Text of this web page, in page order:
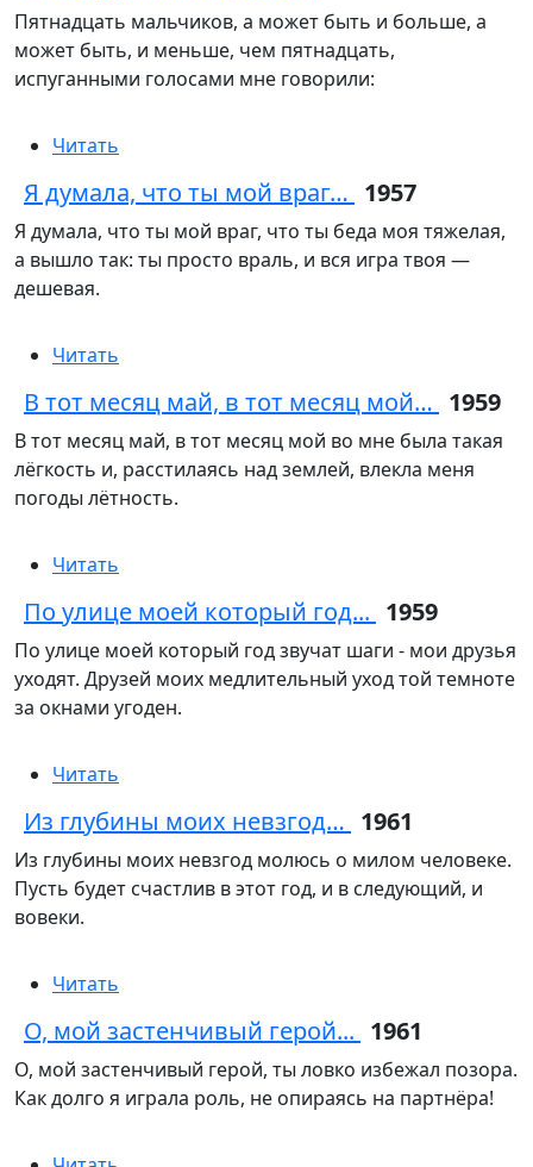
Пятнадцать мальчиков, а может быть и больше, а
может быть, и меньше, чем пятнадцать,
испуганными голосами мне говорили:
Читать
Я думала, что ты мой враг… 1957
Я думала, что ты мой враг, что ты беда моя тяжелая,
а вышло так: ты просто враль, и вся игра твоя —
дешевая.
Читать
В тот месяц май, в тот месяц мой… 1959
В тот месяц май, в тот месяц мой во мне была такая
лёгкость и, расстилаясь над землей, влекла меня
погоды лётность.
Читать
По улице моей который год... 1959
По улице моей который год звучат шаги - мои друзья
уходят. Друзей моих медлительный уход той темноте
за окнами угоден.
Читать
Из глубины моих невзгод… 1961
Из глубины моих невзгод молюсь о милом человеке.
Пусть будет счастлив в этот год, и в следующий, и
вовеки.
Читать
О, мой застенчивый герой... 1961
О, мой застенчивый герой, ты ловко избежал позора.
Как долго я играла роль, не опираясь на партнёра!